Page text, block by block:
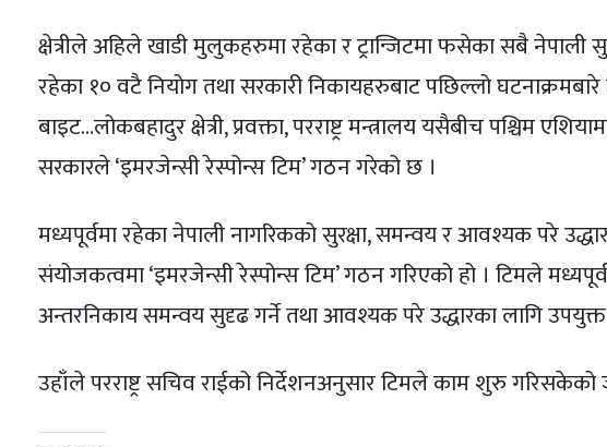
क्षेत्रीले अहिले खाडी मुलुकहरुमा रहेका र ट्रान्जिटमा फसेका सबै नेपाली
रहेका १० वटै नियोग तथा सरकारी निकायहरुबाट पछिल्लो घटनाक्रमबारे
बाइट…लोकबहादुर क्षेत्री, प्रवक्ता, परराष्ट्र मन्त्रालय यसैबीच पश्चिम
सरकारले ‘इमरजेन्सी रेस्पोन्स टिम’ गठन गरेको छ ।
मध्यपूर्वमा रहेका नेपाली नागरिकको सुरक्षा, समन्वय र आवश्यक परे
संयोजकत्वमा ‘इमरजेन्सी रेस्पोन्स टिम’ गठन गरिएको हो । टिमले
अन्तरनिकाय समन्वय सुदृढ गर्ने तथा आवश्यक परे उद्धारका लागि
उहाँले परराष्ट्र सचिव राईको निर्देशनअनुसार टिमले काम शुरु गरिसकेको